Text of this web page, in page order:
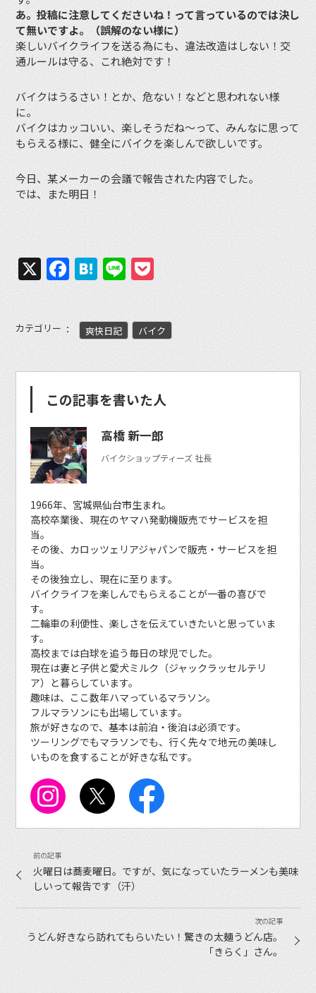
あ。投稿に注意してくださいね！って言っているのでは決し
て無いですよ。（誤解のない様に）
楽しいバイクライフを送る為にも、違法改造はしない！交
通ルールは守る、これ絶対です！
バイクはうるさい！とか、危ない！などと思われない様
に。
バイクはカッコいい、楽しそうだね〜って、みんなに思って
もらえる様に、健全にバイクを楽しんで欲しいです。
今日、某メーカーの会議で報告された内容でした。
では、また明日！
X Facebook
Hatena
Line
カテゴリー 爽快日記 バイク
この記事を書いた人
高橋 新一郎
バイクショップティーズ 社長
1966年、宮城県仙台市生まれ。
高校卒業後、現在のヤマハ発動機販売でサービスを担
当。
その後、カロッツェリアジャパンで販売・サービスを担
当。
その後独立し、現在に至ります。
バイクライフを楽しんでもらえることが一番の喜びで
す。
二輪車の利便性、楽しさを伝えていきたいと思っていま
す。
高校までは白球を追う毎日の球児でした。
現在は妻と子供と愛犬ミルク（ジャックラッセルテリ
ア）と暮らしています。
趣味は、ここ数年ハマっているマラソン。
フルマラソンにも出場しています。
旅が好きなので、基本は前泊・後泊は必須です。
ツーリングでもマラソンでも、行く先々で地元の美味し
いものを食することが好きな私です。
火曜日は蕎麦曜日。ですが、気になっていたラーメンも美味
しいって報告です（汗）
うどん好きなら訪れてもらいたい！驚きの太麺うどん店。
「きらく」さん。